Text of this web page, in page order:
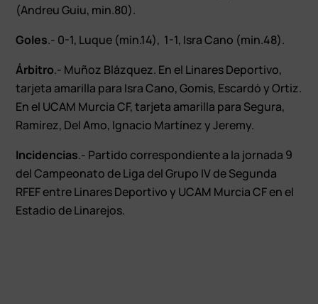
(Andreu Guiu, min.80).
Goles.- 0-1, Luque (min.14), 1-1, Isra Cano (min.48).
Árbitro.- Muñoz Blázquez. En el Linares Deportivo,
tarjeta amarilla para Isra Cano, Gomis, Escardó y Ortiz.
En el UCAM Murcia CF, tarjeta amarilla para Segura,
Ramírez, Del Amo, Ignacio Martínez y Jeremy.
Incidencias.- Partido correspondiente a la jornada 9
del Campeonato de Liga del Grupo IV de Segunda
RFEF entre Linares Deportivo y UCAM Murcia CF en el
Estadio de Linarejos.